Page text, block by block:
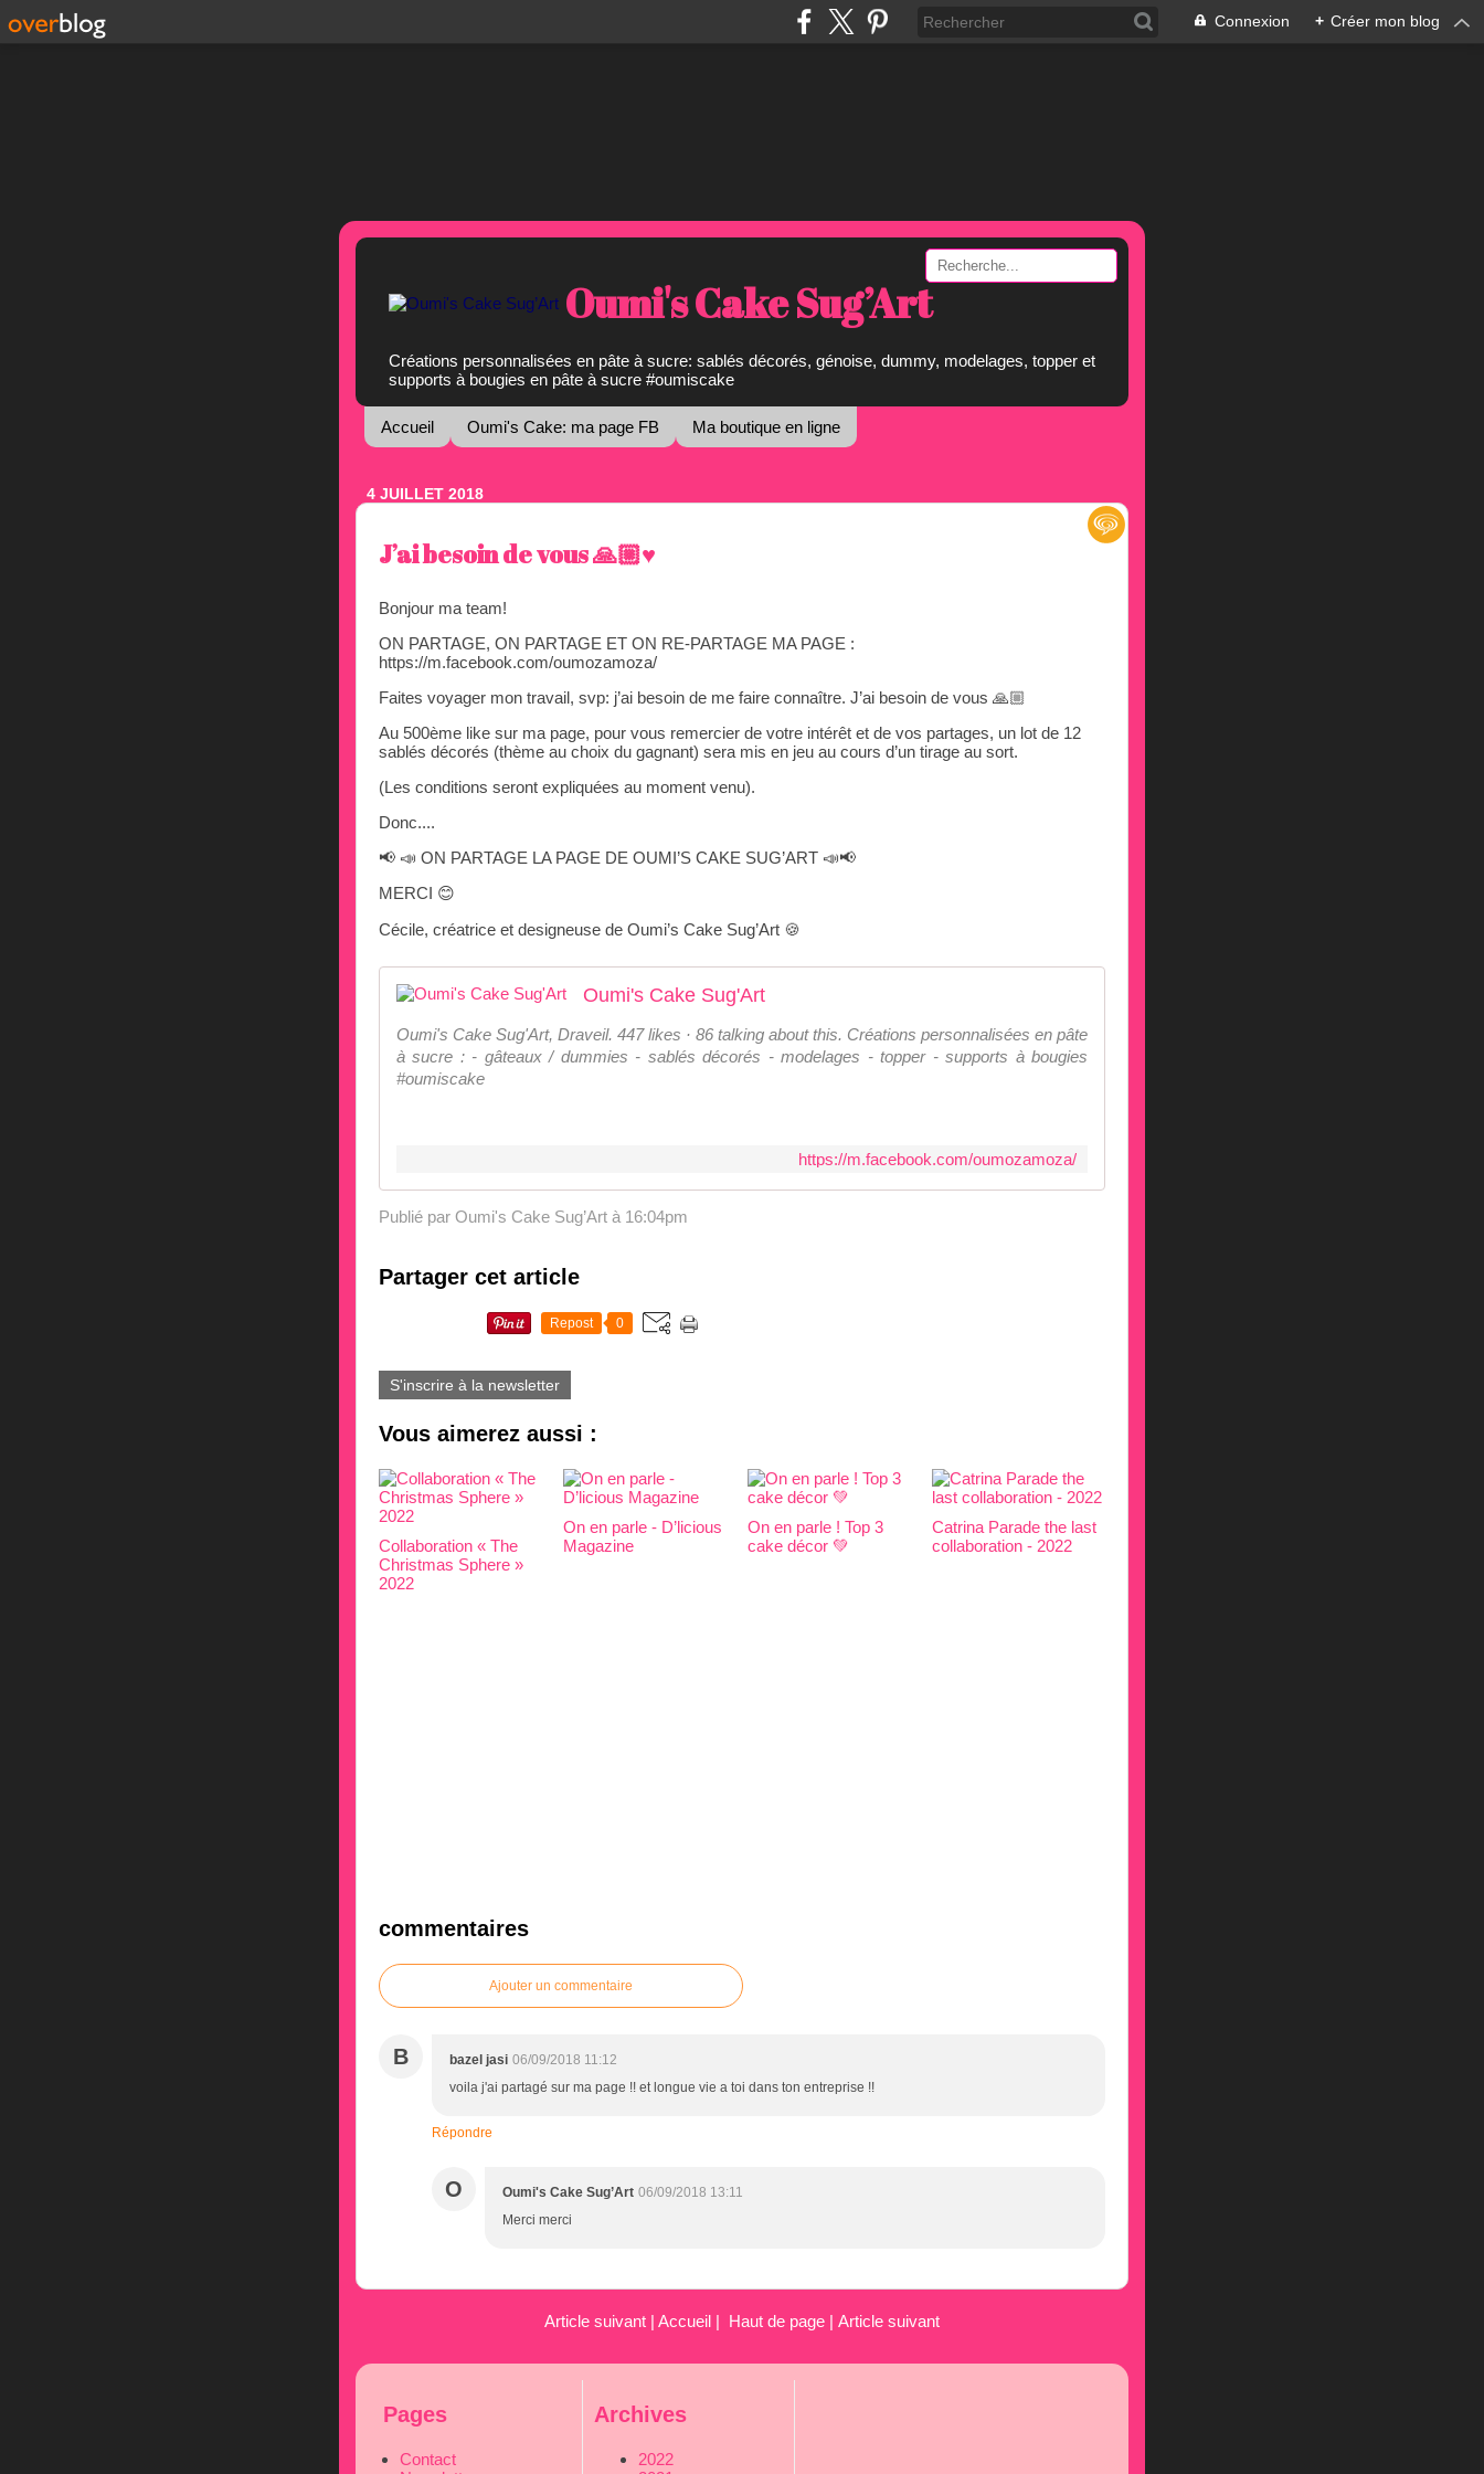
Connexion + Créer mon blog
Oumi's Cake Sug’Art
Créations personnalisées en pâte à sucre: sablés décorés, génoise, dummy, modelages, topper et
supports à bougies en pâte à sucre #oumiscake
Accueil Oumi's Cake: ma page FB Ma boutique en ligne
4 JUILLET 2018
J’ai besoin de vous 🙏🏼♥️
Bonjour ma team!
ON PARTAGE, ON PARTAGE ET ON RE-PARTAGE MA PAGE :
https://m.facebook.com/oumozamoza/
Faites voyager mon travail, svp: j’ai besoin de me faire connaître. J’ai besoin de vous 🙏🏼
Au 500ème like sur ma page, pour vous remercier de votre intérêt et de vos partages, un lot de 12
sablés décorés (thème au choix du gagnant) sera mis en jeu au cours d’un tirage au sort.
(Les conditions seront expliquées au moment venu).
Donc....
📢 📣 ON PARTAGE LA PAGE DE OUMI’S CAKE SUG’ART 📣📢
MERCI 😊
Cécile, créatrice et designeuse de Oumi’s Cake Sug’Art 🍪
Oumi's Cake Sug'Art
Oumi's Cake Sug'Art, Draveil. 447 likes · 86 talking about this. Créations personnalisées en pâte
à sucre : - gâteaux / dummies - sablés décorés - modelages - topper - supports à bougies
#oumiscake
https://m.facebook.com/oumozamoza/
Publié par Oumi's Cake Sug’Art à 16:04pm
Partager cet article
Repost 0
S'inscrire à la newsletter
Vous aimerez aussi :
Collaboration « The
Christmas Sphere »
2022
On en parle - D’licious
Magazine
On en parle ! Top 3
cake décor 💚
Catrina Parade the last
collaboration - 2022
commentaires
Ajouter un commentaire
B bazel jasi 06/09/2018 11:12
voila j'ai partagé sur ma page !! et longue vie a toi dans ton entreprise !!
Répondre
O Oumi's Cake Sug’Art 06/09/2018 13:11
Merci merci
Article suivant | Accueil | Haut de page | Article suivant
Pages
Contact
Archives
2022